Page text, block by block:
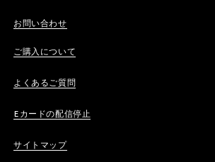
お問い合わせ
ご購入について
よくあるご質問
Eカードの配信停止
サイトマップ